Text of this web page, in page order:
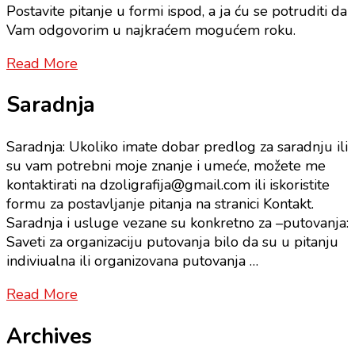
Postavite pitanje u formi ispod, a ja ću se potruditi da
Vam odgovorim u najkraćem mogućem roku.
Read More
Saradnja
Saradnja: Ukoliko imate dobar predlog za saradnju ili
su vam potrebni moje znanje i umeće, možete me
kontaktirati na dzoligrafija@gmail.com ili iskoristite
formu za postavljanje pitanja na stranici Kontakt.
Saradnja i usluge vezane su konkretno za –putovanja:
Saveti za organizaciju putovanja bilo da su u pitanju
indiviualna ili organizovana putovanja …
Read More
Archives